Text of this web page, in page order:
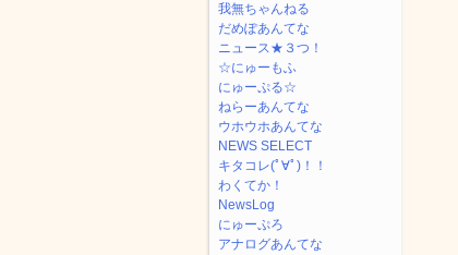
我無ちゃんねる
だめぽあんてな
ニュース★３つ！
☆にゅーもふ
にゅーぷる☆
ねらーあんてな
ウホウホあんてな
NEWS SELECT
キタコレ(ﾟ∀ﾟ)！！
わくてか！
NewsLog
にゅーぷろ
アナログあんてな